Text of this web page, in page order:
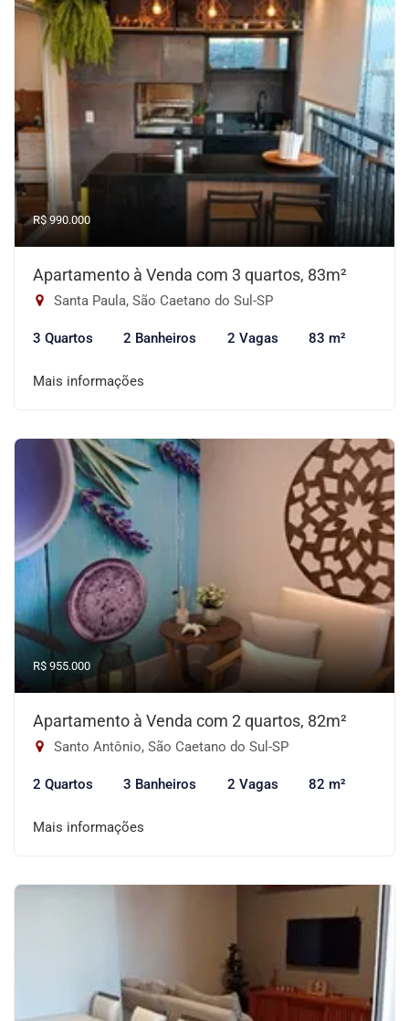
R$ 990.000
Apartamento à Venda com 3 quartos, 83m²
Santa Paula, São Caetano do Sul-SP
3 Quartos 2 Banheiros 2 Vagas 83 m²
Mais informações
R$ 955.000
Apartamento à Venda com 2 quartos, 82m²
Santo Antônio, São Caetano do Sul-SP
2 Quartos 3 Banheiros 2 Vagas 82 m²
Mais informações